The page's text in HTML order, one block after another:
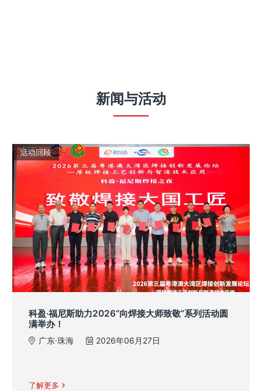
新闻与活动
活动回顾
科盈·福尼斯助力2026“向焊接大师致敬”系列活动圆
满举办！
广东·珠海 2026年06月27日
了解更多